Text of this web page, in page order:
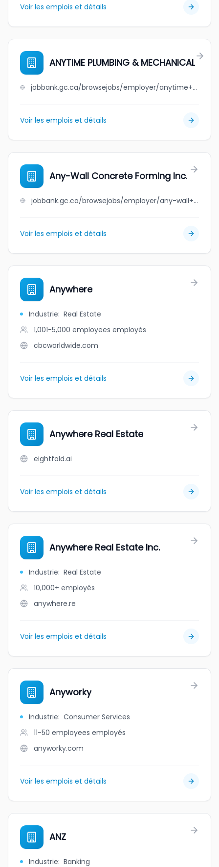
Voir les emplois et détails
ANYTIME PLUMBING & MECHANICAL
jobbank.gc.ca/browsejobs/employer/anytime+plumbing+%26+mechanical/ca
Voir les emplois et détails
Any-Wall Concrete Forming Inc.
jobbank.gc.ca/browsejobs/employer/any-wall+concrete+forming+inc./ca
Voir les emplois et détails
Anywhere
Industrie: Real Estate
1,001-5,000 employees employés
cbcworldwide.com
Voir les emplois et détails
Anywhere Real Estate
eightfold.ai
Voir les emplois et détails
Anywhere Real Estate Inc.
Industrie: Real Estate
10,000+ employés
anywhere.re
Voir les emplois et détails
Anyworky
Industrie: Consumer Services
11-50 employees employés
anyworky.com
Voir les emplois et détails
ANZ
Industrie: Banking